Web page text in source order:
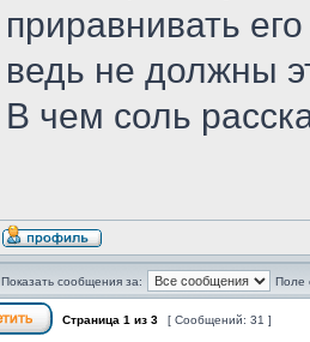
приравнивать
ведь не должны
В чем соль
Показать сообщения за: Поле
Страница 1 из 3 [ Сообщений: 31 ]